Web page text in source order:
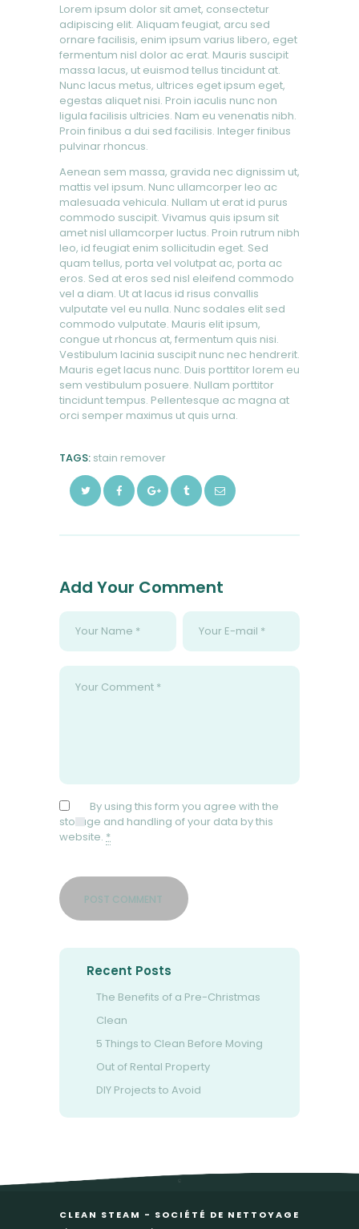
Lorem ipsum dolor sit amet, consectetur
adipiscing elit. Aliquam feugiat, arcu sed
ornare facilisis, enim ipsum varius libero, eget
fermentum nisl dolor ac erat. Mauris suscipit
massa lacus, ut euismod tellus tincidunt at.
Nunc lacus metus, ultrices eget ipsum eget,
egestas aliquet nisi. Proin iaculis nunc non
ligula facilisis ultricies. Nam eu venenatis nibh.
Proin finibus a dui sed facilisis. Integer finibus
pulvinar rhoncus.
Aenean sem massa, gravida nec dignissim ut,
mattis vel ipsum. Nunc ullamcorper leo ac
malesuada vehicula. Nullam ut erat id purus
commodo suscipit. Vivamus quis ipsum sit
amet nisl ullamcorper luctus. Proin rutrum nibh
leo, id feugiat enim sollicitudin eget. Sed
quam tellus, porta vel volutpat ac, porta ac
eros. Sed at eros sed nisl eleifend commodo
vel a diam. Ut at lacus id risus convallis
vulputate vel eu nulla. Nunc sodales elit sed
commodo vulputate. Mauris elit ipsum,
congue ut rhoncus at, fermentum quis nisi.
Vestibulum lacinia suscipit nunc nec hendrerit.
Mauris eget lacus nunc. Duis porttitor lorem eu
sem vestibulum posuere. Nullam porttitor
tincidunt tempus. Pellentesque ac magna at
orci semper maximus ut quis urna.
TAGS: stain remover
Add Your Comment
By using this form you agree with the
storage and handling of your data by this
website. *
Recent Posts
The Benefits of a Pre-Christmas
Clean
5 Things to Clean Before Moving
Out of Rental Property
DIY Projects to Avoid
CLEAN STEAM - SOCIÉTÉ DE NETTOYAGE